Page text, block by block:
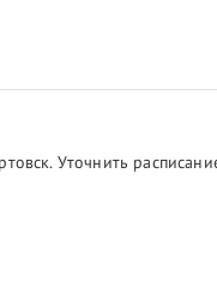
Уточнить